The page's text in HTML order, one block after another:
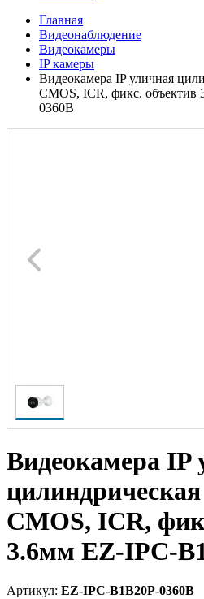
Главная
Видеонаблюдение
Видеокамеры
IP камеры
Видеокамера IP уличная
CMOS, ICR, фикс. объектив
0360B
Видеокамера IP
CMOS, ICR,
3.6мм EZ-IPC-
Артикул: EZ-IPC-B1B20P-0360B